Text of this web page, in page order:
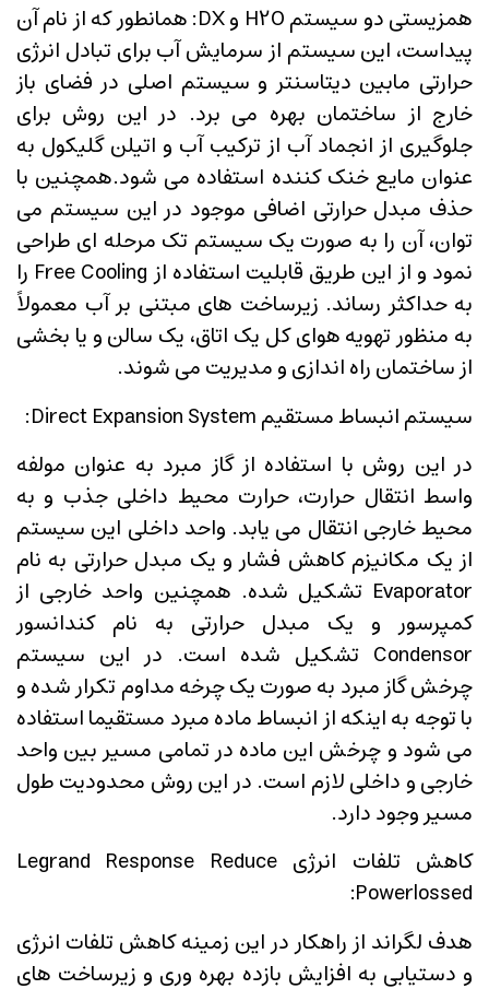
همزیستی دو سیستم H2O و DX: همانطور که از نام آن
پیداست، این سیستم از سرمایش آب برای تبادل انرژی
حرارتی مابین دیتاسنتر و سیستم اصلی در فضای باز
خارج از ساختمان بهره می برد. در این روش برای
جلوگیری از انجماد آب از ترکیب آب و اتیلن گلیکول به
عنوان مایع خنک کننده استفاده می شود.همچنین با
حذف مبدل حرارتی اضافی موجود در این سیستم می
توان، آن را به صورت یک سیستم تک مرحله ای طراحی
نمود و از این طریق قابلیت استفاده از Free Cooling را
به حداکثر رساند. زیرساخت های مبتنی بر آب معمولاً
به منظور تهویه هوای کل یک اتاق، یک سالن و یا بخشی
از ساختمان راه اندازی و مدیریت می شوند.
سیستم انبساط مستقیم Direct Expansion System:
در این روش با استفاده از گاز مبرد به عنوان مولفه
واسط انتقال حرارت، حرارت محیط داخلی جذب و به
محیط خارجی انتقال می یابد. واحد داخلی این سیستم
از یک مکانیزم کاهش فشار و یک مبدل حرارتی به نام
Evaporator تشکیل شده. همچنین واحد خارجی از
کمپرسور و یک مبدل حرارتی به نام کندانسور
Condensor تشکیل شده است. در این سیستم
چرخش گاز مبرد به صورت یک چرخه مداوم تکرار شده و
با توجه به اینکه از انبساط ماده مبرد مستقیما استفاده
می شود و چرخش این ماده در تمامی مسیر بین واحد
خارجی و داخلی لازم است. در این روش محدودیت طول
مسیر وجود دارد.
کاهش تلفات انرژی Legrand Response Reduce
Powerlossed:
هدف لگراند از راهکار در این زمینه کاهش تلفات انرژی
و دستیابی به افزایش بازده بهره وری و زیرساخت های